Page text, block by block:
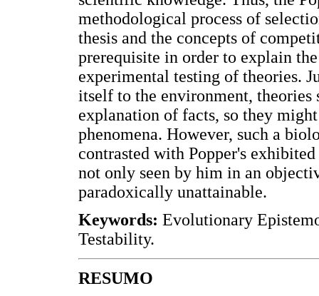
methodological process of
thesis and the concepts of
prerequisite in order to explain
experimental testing of theories.
itself to the environment, theories
explanation of facts, so they
phenomena. However, such a
contrasted with Popper's
not only seen by him in an
paradoxically unattainable.
Keywords: Evolutionary
Testability.
RESUMO